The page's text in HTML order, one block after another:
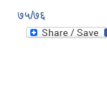
७५/७६